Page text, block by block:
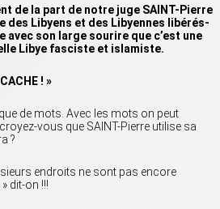
de la part de notre juge SAINT-Pierre
des Libyens et des Libyennes libérés-
avec son large sourire que c’est une
Libye fasciste et islamiste.
! »
de mots. Avec les mots on peut
vous que SAINT-Pierre utilise sa
?
endroits ne sont pas encore
dit-on !!!